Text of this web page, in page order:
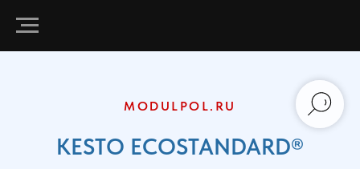
MODULPOL.RU
KESTO ECOSTANDARD®